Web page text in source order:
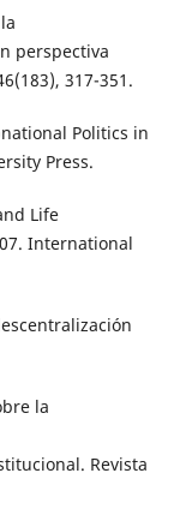
perspectiva
317-351.
Politics in
Press.
Life
International
la
Revista